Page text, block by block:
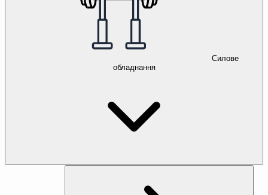
Силове
обладнання